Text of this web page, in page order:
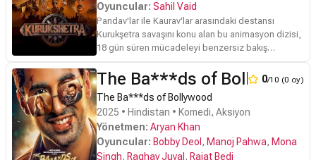
Oyuncular: Sahil Vaid
Pandav'lar ile Kaurav'lar arasındaki destansı
Kurukşetra savaşını konu alan bu animasyon dizisi,
18 gün süren mücadeleyi benzersiz bakış
The Ba***ds of Bollywood
0/10 (0 oy)
The Ba***ds of Bollywood
2025 • Hindistan • Komedi, Aksiyon
Yönetmen: Aryan Khan
Oyuncular: Bobby Deol , Manoj Pahwa, Mona
Singh, Raghav Juyal , Rajat Bedi